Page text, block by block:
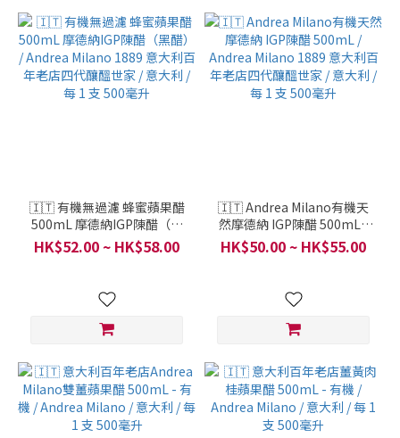
🇮🇹 有機無過濾 蜂蜜蘋果醋
500mL 摩德納IGP陳醋（黑
醋） / Andrea Milano 1889
意大利百年老店四代釀醞世
HK$52.00 ~ HK$58.00
🇮🇹 Andrea Milano有機天
然摩德納 IGP陳醋 500mL /
Andrea Milano 1889 意大利
百年老店四代釀醞世家 / 意大
HK$50.00 ~ HK$55.00